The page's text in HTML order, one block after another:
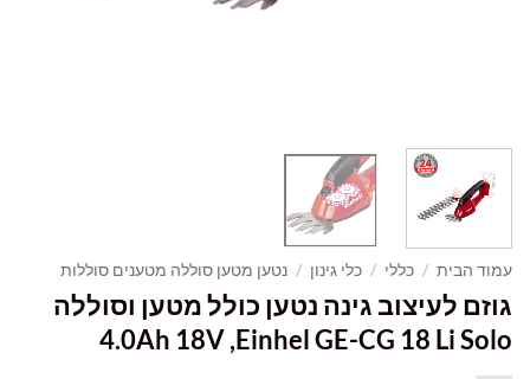
עמוד הבית כללי כלי גינון נטען מטען סוללה מטענים סוללות
גוזם לעיצוב גינה נטען כולל מטען וסוללה
4.0Ah 18V ,Einhel GE-CG 18 Li Solo